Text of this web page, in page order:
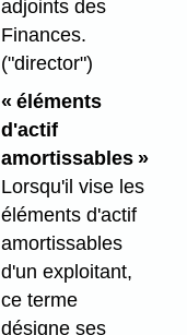
adjoints des
Finances.
("director")
« éléments
d'actif
amortissables »
Lorsqu'il vise les
éléments d'actif
amortissables
d'un exploitant,
ce terme
désigne ses